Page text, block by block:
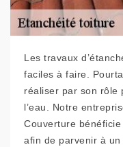
Les travaux
faciles à faire.
réaliser par son rôle
l’eau. Notre
Couverture
afin de parvenir à